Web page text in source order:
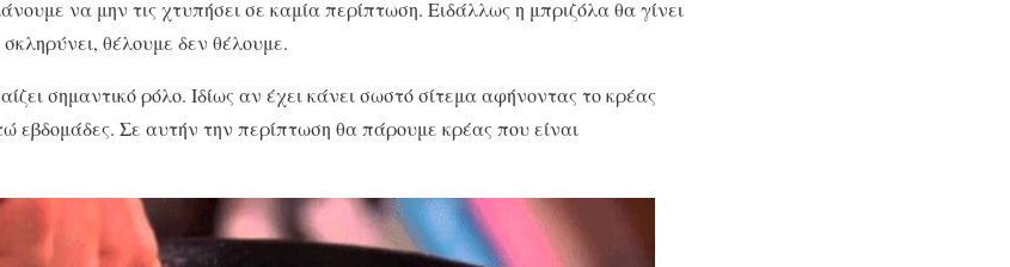
να μην τις χτυπήσει σε καμία περίπτωση. Ειδάλλως η μπριζόλα θα γίνει
θέλουμε δεν θέλουμε.
σημαντικό ρόλο. Ιδίως αν έχει κάνει σωστό σίτεμα αφήνοντας το κρέας
εβδομάδες. Σε αυτήν την περίπτωση θα πάρουμε κρέας που είναι